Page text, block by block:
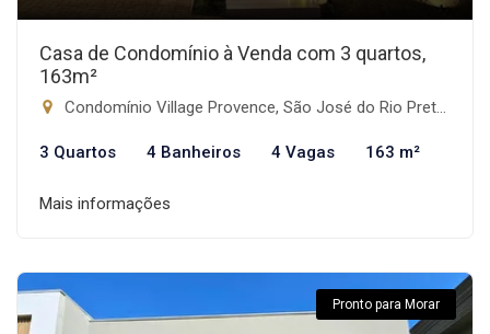
Casa de Condomínio à Venda com 3 quartos,
163m²
Condomínio Village Provence, São José do Rio Preto-SP
3 Quartos 4 Banheiros 4 Vagas 163 m²
Mais informações
Pronto para Morar